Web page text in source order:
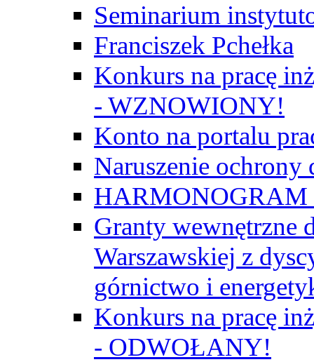
Seminarium
Franciszek Pchełka
Konkurs na pracę
- WZNOWIONY!
Konto na portalu
Naruszenie ochrony
Granty wewnętrzne
Warszawskiej z
górnictwo i
Konkurs na pracę
- ODWOŁANY!